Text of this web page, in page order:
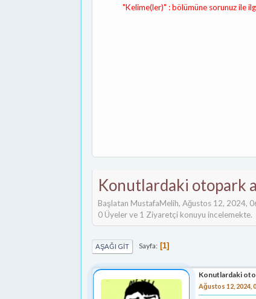
"Kelime(ler)" : bölümüne sorunuz ile
Konutlardaki otopark
Başlatan MustafaMelih, Ağustos 12, 2024,
0 Üyeler ve 1 Ziyaretçi konuyu incelemekte.
AŞAĞI GIT Sayfa 1
Konutlardaki
Ağustos 12, 2024,